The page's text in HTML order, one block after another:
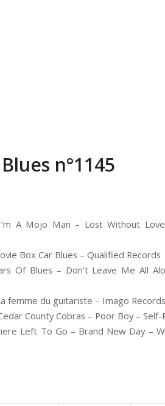
n°1145
A Mojo Man – Lost Without
Box Car Blues – Qualified Records
Of Blues – Don’t Leave Me All
femme du guitariste – Imago Records
County Cobras – Poor Boy –
Left To Go – Brand New Day –